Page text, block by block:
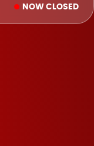
NOW CLOSED